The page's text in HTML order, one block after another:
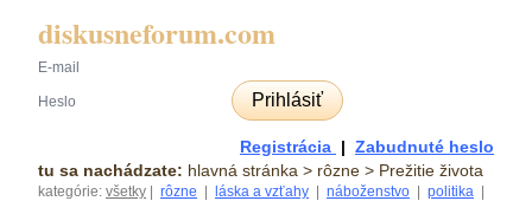
diskusneforum.com
Prihlásiť
Registrácia | Zabudnuté heslo
tu sa nachádzate: hlavná stránka > rôzne > Prežitie života
kategórie: všetky rôzne láska a vzťahy náboženstvo politika